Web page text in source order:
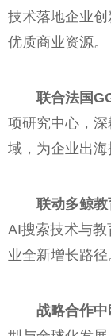
技术落地企业
优质商业资源。
联合法国
项研究中心，
域，为企业出海
联动多鲸
AI搜索技术与
业全新增长路径
战略合作